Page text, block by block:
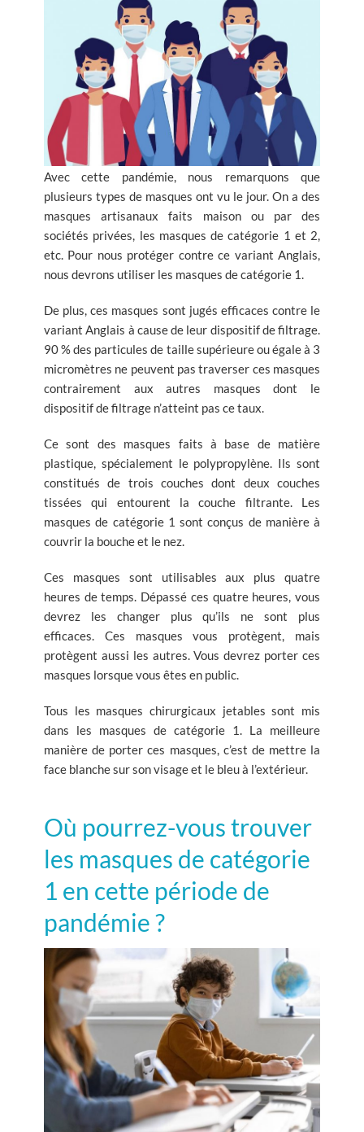
Avec cette pandémie, nous remarquons que
plusieurs types de masques ont vu le jour. On a des
masques artisanaux faits maison ou par des
sociétés privées, les masques de catégorie 1 et 2,
etc. Pour nous protéger contre ce variant Anglais,
nous devrons utiliser les masques de catégorie 1.
De plus, ces masques sont jugés efficaces contre le
variant Anglais à cause de leur dispositif de filtrage.
90 % des particules de taille supérieure ou égale à 3
micromètres ne peuvent pas traverser ces masques
contrairement aux autres masques dont le
dispositif de filtrage n’atteint pas ce taux.
Ce sont des masques faits à base de matière
plastique, spécialement le polypropylène. Ils sont
constitués de trois couches dont deux couches
tissées qui entourent la couche filtrante. Les
masques de catégorie 1 sont conçus de manière à
couvrir la bouche et le nez.
Ces masques sont utilisables aux plus quatre
heures de temps. Dépassé ces quatre heures, vous
devrez les changer plus qu’ils ne sont plus
efficaces. Ces masques vous protègent, mais
protègent aussi les autres. Vous devrez porter ces
masques lorsque vous êtes en public.
Tous les masques chirurgicaux jetables sont mis
dans les masques de catégorie 1. La meilleure
manière de porter ces masques, c’est de mettre la
face blanche sur son visage et le bleu à l’extérieur.
Où pourrez-vous trouver
les masques de catégorie
1 en cette période de
pandémie ?